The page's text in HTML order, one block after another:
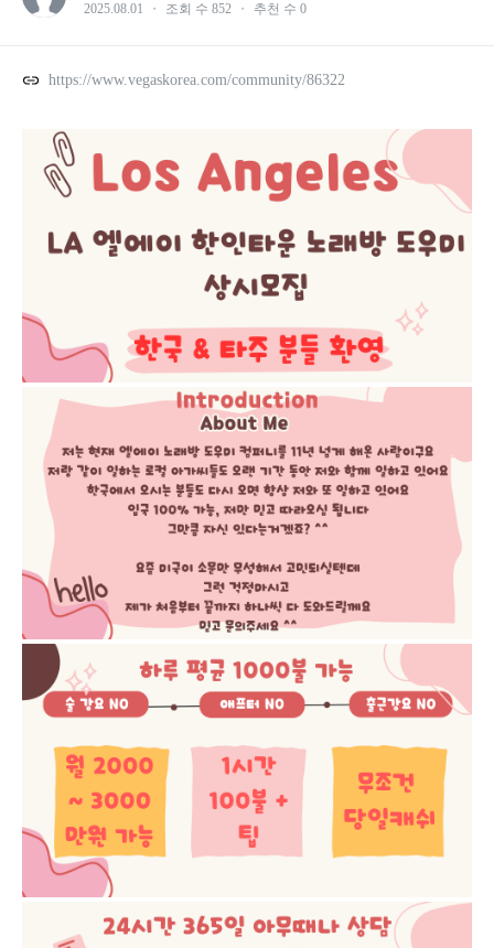
2025.08.01 ・ 조회 수 852 ・ 추천 수 0
https://www.vegaskorea.com/community/86322